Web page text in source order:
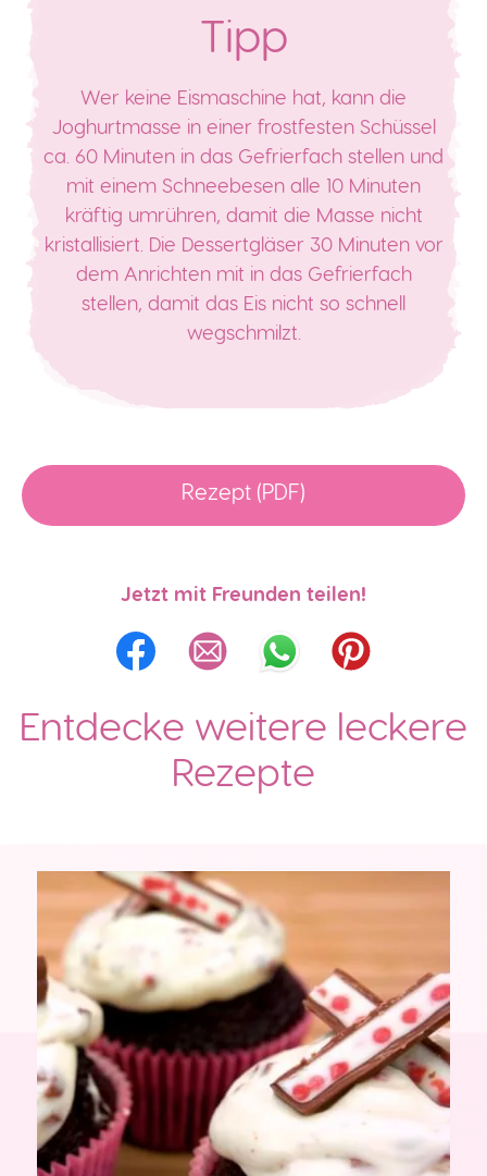
Tipp
Wer keine Eismaschine hat, kann die
Joghurtmasse in einer frostfesten Schüssel
ca. 60 Minuten in das Gefrierfach stellen und
mit einem Schneebesen alle 10 Minuten
kräftig umrühren, damit die Masse nicht
kristallisiert. Die Dessertgläser 30 Minuten vor
dem Anrichten mit in das Gefrierfach
stellen, damit das Eis nicht so schnell
wegschmilzt.
Rezept (PDF)
Jetzt mit Freunden teilen!
Entdecke weitere leckere
Rezepte